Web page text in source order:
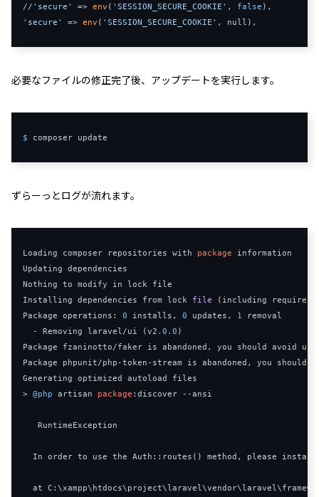
// 'secure' => env ( 'SESSION_SECURE_COOKIE' , false ),
'secure'
=> env ( 'SESSION_SECURE_COOKIE' , null ),
必要なファイルの修正完了後、アップデートを実行します。
$ composer update
ずらーっとログが流れます。
Loading composer repositories with package
Updating
Nothing
Installing dependencies from lock file ( including require
Package operations : 0 installs , 0 updates , 1
removal
-
Removing laravel /ui (v2 . 0 .0 )
Package fzaninotto/faker is abandoned ,
you should avoid
Package phpunit/php -token - stream is abandoned ,
you should
Generating
> @php artisan package : discover --ansi
RuntimeException
In order to use the Auth :: routes () method , please
  at C
: